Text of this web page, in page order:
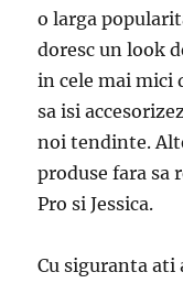
o larga
doresc un look
in cele mai mici
sa isi
noi tendinte.
produse fara
Pro si Jessica.
Cu siguranta ati